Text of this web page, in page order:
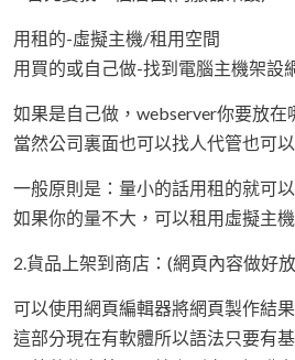
用租的-虛擬主機/租用空間
用買的或自己做-找到電腦主機架設
如果是自己做，webserver你要放在
當然公司裏面也可以找人代管也可以
一般原則是：量小的話用租的就可
如果你的量不大，可以租用虛擬主機
2.貨品上架到商店：(網頁內容做好
可以使用網頁編輯器將網頁製作結
這部分現在有軟體所以語法只要有